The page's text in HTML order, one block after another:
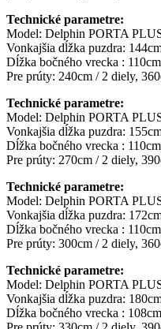
Technické parametre:
Model: Delphin PORTA
Vonkajšia dĺžka puzdra:
Dĺžka bočného vrecka : 110cm
Pre prúty: 240cm / 2 diely,
Technické parametre:
Model: Delphin PORTA
Vonkajšia dĺžka puzdra:
Dĺžka bočného vrecka : 110cm
Pre prúty: 270cm / 2 diely,
Technické parametre:
Model: Delphin PORTA
Vonkajšia dĺžka puzdra:
Dĺžka bočného vrecka : 110cm
Pre prúty: 300cm / 2 diely,
Technické parametre:
Model: Delphin PORTA
Vonkajšia dĺžka puzdra:
Dĺžka bočného vrecka : 108cm